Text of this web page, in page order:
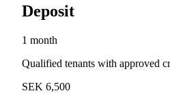
Deposit
1 month
Qualified tenants with approved
SEK 6,500